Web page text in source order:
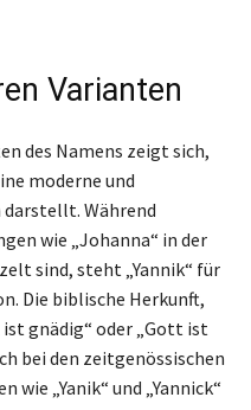
Varianten
des Namens zeigt sich,
moderne und
Während
wie „Johanna“ in der
sind, steht „Yannik“ für
Die biblische Herkunft,
gnädig“ oder „Gott ist
bei den zeitgenössischen
„Yanik“ und „Yannick“